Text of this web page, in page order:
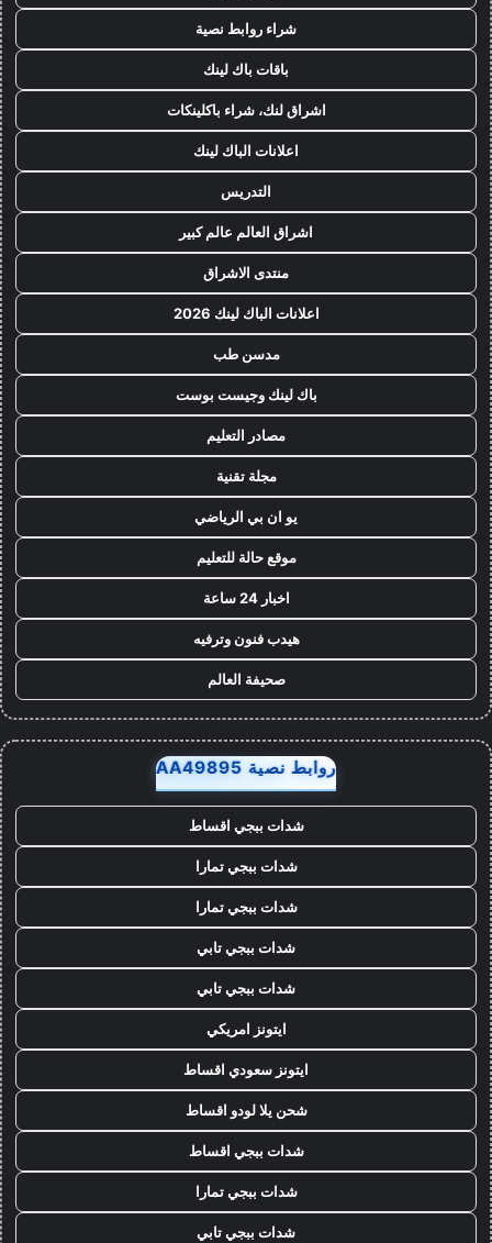
شراء روابط نصية
باقات باك لينك
اشراق لنك، شراء باكلينكات
اعلانات الباك لينك
التدريس
اشراق العالم عالم كبير
منتدى الاشراق
اعلانات الباك لينك 2026
مدسن طب
باك لينك وجيست بوست
مصادر التعليم
مجلة تقنية
يو ان بي الرياضي
موقع حالة للتعليم
اخبار 24 ساعة
هيدب فنون وترفيه
صحيفة العالم
روابط نصية AA49895
شدات ببجي اقساط
شدات ببجي تمارا
شدات ببجي تمارا
شدات ببجي تابي
شدات ببجي تابي
ايتونز امريكي
ايتونز سعودي اقساط
شحن يلا لودو اقساط
شدات ببجي اقساط
شدات ببجي تمارا
شدات ببجي تابي